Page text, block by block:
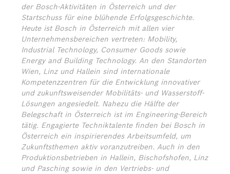
der Bosch-Aktivitäten in Österreich und der
Startschuss für eine blühende Erfolgsgeschichte.
Heute ist Bosch in Österreich mit allen vier
Unternehmensbereichen vertreten: Mobility,
Industrial Technology, Consumer Goods sowie
Energy and Building Technology. An den Standorten
Wien, Linz und Hallein sind internationale
Kompetenzzentren für die Entwicklung innovativer
und zukunftsweisender Mobilitäts- und Wasserstoff-
Lösungen angesiedelt. Nahezu die Hälfte der
Belegschaft in Österreich ist im Engineering-Bereich
tätig. Engagierte Techniktalente finden bei Bosch in
Österreich ein inspirierendes Arbeitsumfeld, um
Zukunftsthemen aktiv voranzutreiben. Auch in den
Produktionsbetrieben in Hallein, Bischofshofen, Linz
und Pasching sowie in den Vertriebs- und